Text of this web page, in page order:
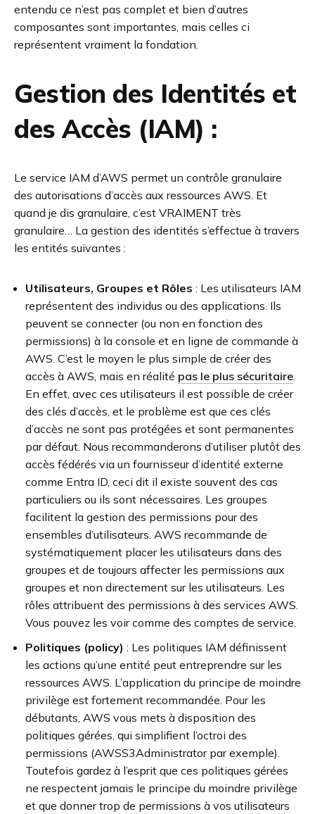
entendu ce n’est pas complet et bien d’autres
composantes sont importantes, mais celles ci
représentent vraiment la fondation.
Gestion des Identités et
des Accès (IAM) :
Le service IAM d’AWS permet un contrôle granulaire
des autorisations d’accès aux ressources AWS. Et
quand je dis granulaire, c’est VRAIMENT très
granulaire… La gestion des identités s’effectue à travers
les entités suivantes :
Utilisateurs, Groupes et Rôles : Les utilisateurs IAM
représentent des individus ou des applications. Ils
peuvent se connecter (ou non en fonction des
permissions) à la console et en ligne de commande à
AWS. C’est le moyen le plus simple de créer des
accès à AWS, mais en réalité pas le plus sécuritaire.
En effet, avec ces utilisateurs il est possible de créer
des clés d’accès, et le problème est que ces clés
d’accès ne sont pas protégées et sont permanentes
par défaut. Nous recommanderons d’utiliser plutôt des
accès fédérés via un fournisseur d’identité externe
comme Entra ID, ceci dit il existe souvent des cas
particuliers ou ils sont nécessaires. Les groupes
facilitent la gestion des permissions pour des
ensembles d’utilisateurs. AWS recommande de
systématiquement placer les utilisateurs dans des
groupes et de toujours affecter les permissions aux
groupes et non directement sur les utilisateurs. Les
rôles attribuent des permissions à des services AWS.
Vous pouvez les voir comme des comptes de service.
Politiques (policy) : Les politiques IAM définissent
les actions qu’une entité peut entreprendre sur les
ressources AWS. L’application du principe de moindre
privilège est fortement recommandée. Pour les
débutants, AWS vous mets à disposition des
politiques gérées, qui simplifient l’octroi des
permissions (AWSS3Administrator par exemple).
Toutefois gardez à l’esprit que ces politiques gérées
ne respectent jamais le principe du moindre privilège
et que donner trop de permissions à vos utilisateurs